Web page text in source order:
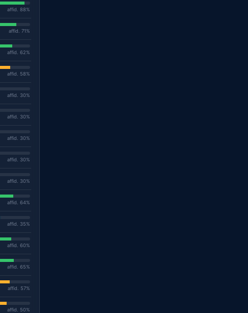
affid. 88%
affid. 71%
affid. 62%
affid. 58%
affid. 30%
affid. 30%
affid. 30%
affid. 30%
affid. 30%
affid. 64%
affid. 35%
affid. 60%
affid. 65%
affid. 57%
affid. 50%